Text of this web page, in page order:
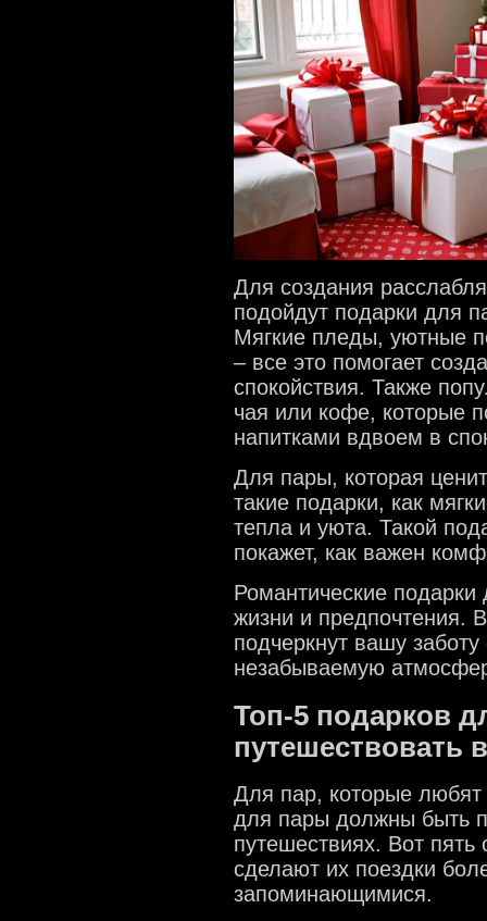
Для создания
подойдут подарки для
Мягкие пледы, уютные
– все это помогает
спокойствия. Также
чая или кофе, которые
напитками вдвоем в
Для пары, которая
такие подарки, как
тепла и уюта. Такой
покажет, как важен
Романтические
жизни и предпочтения.
подчеркнут вашу
незабываемую
Топ-5 подарков
путешествовать
Для пар, которые любят
для пары должны быть
путешествиях. Вот
сделают их поездки
запоминающимися.